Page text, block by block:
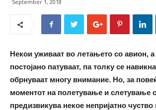
September 1, 2018
Некои уживаат во летањето со авион,
постојано патуваат, па толку се
обрнуваат многу внимание. Но, за
моментот на полетување и слетување
предизвикува некое непријатно чуство